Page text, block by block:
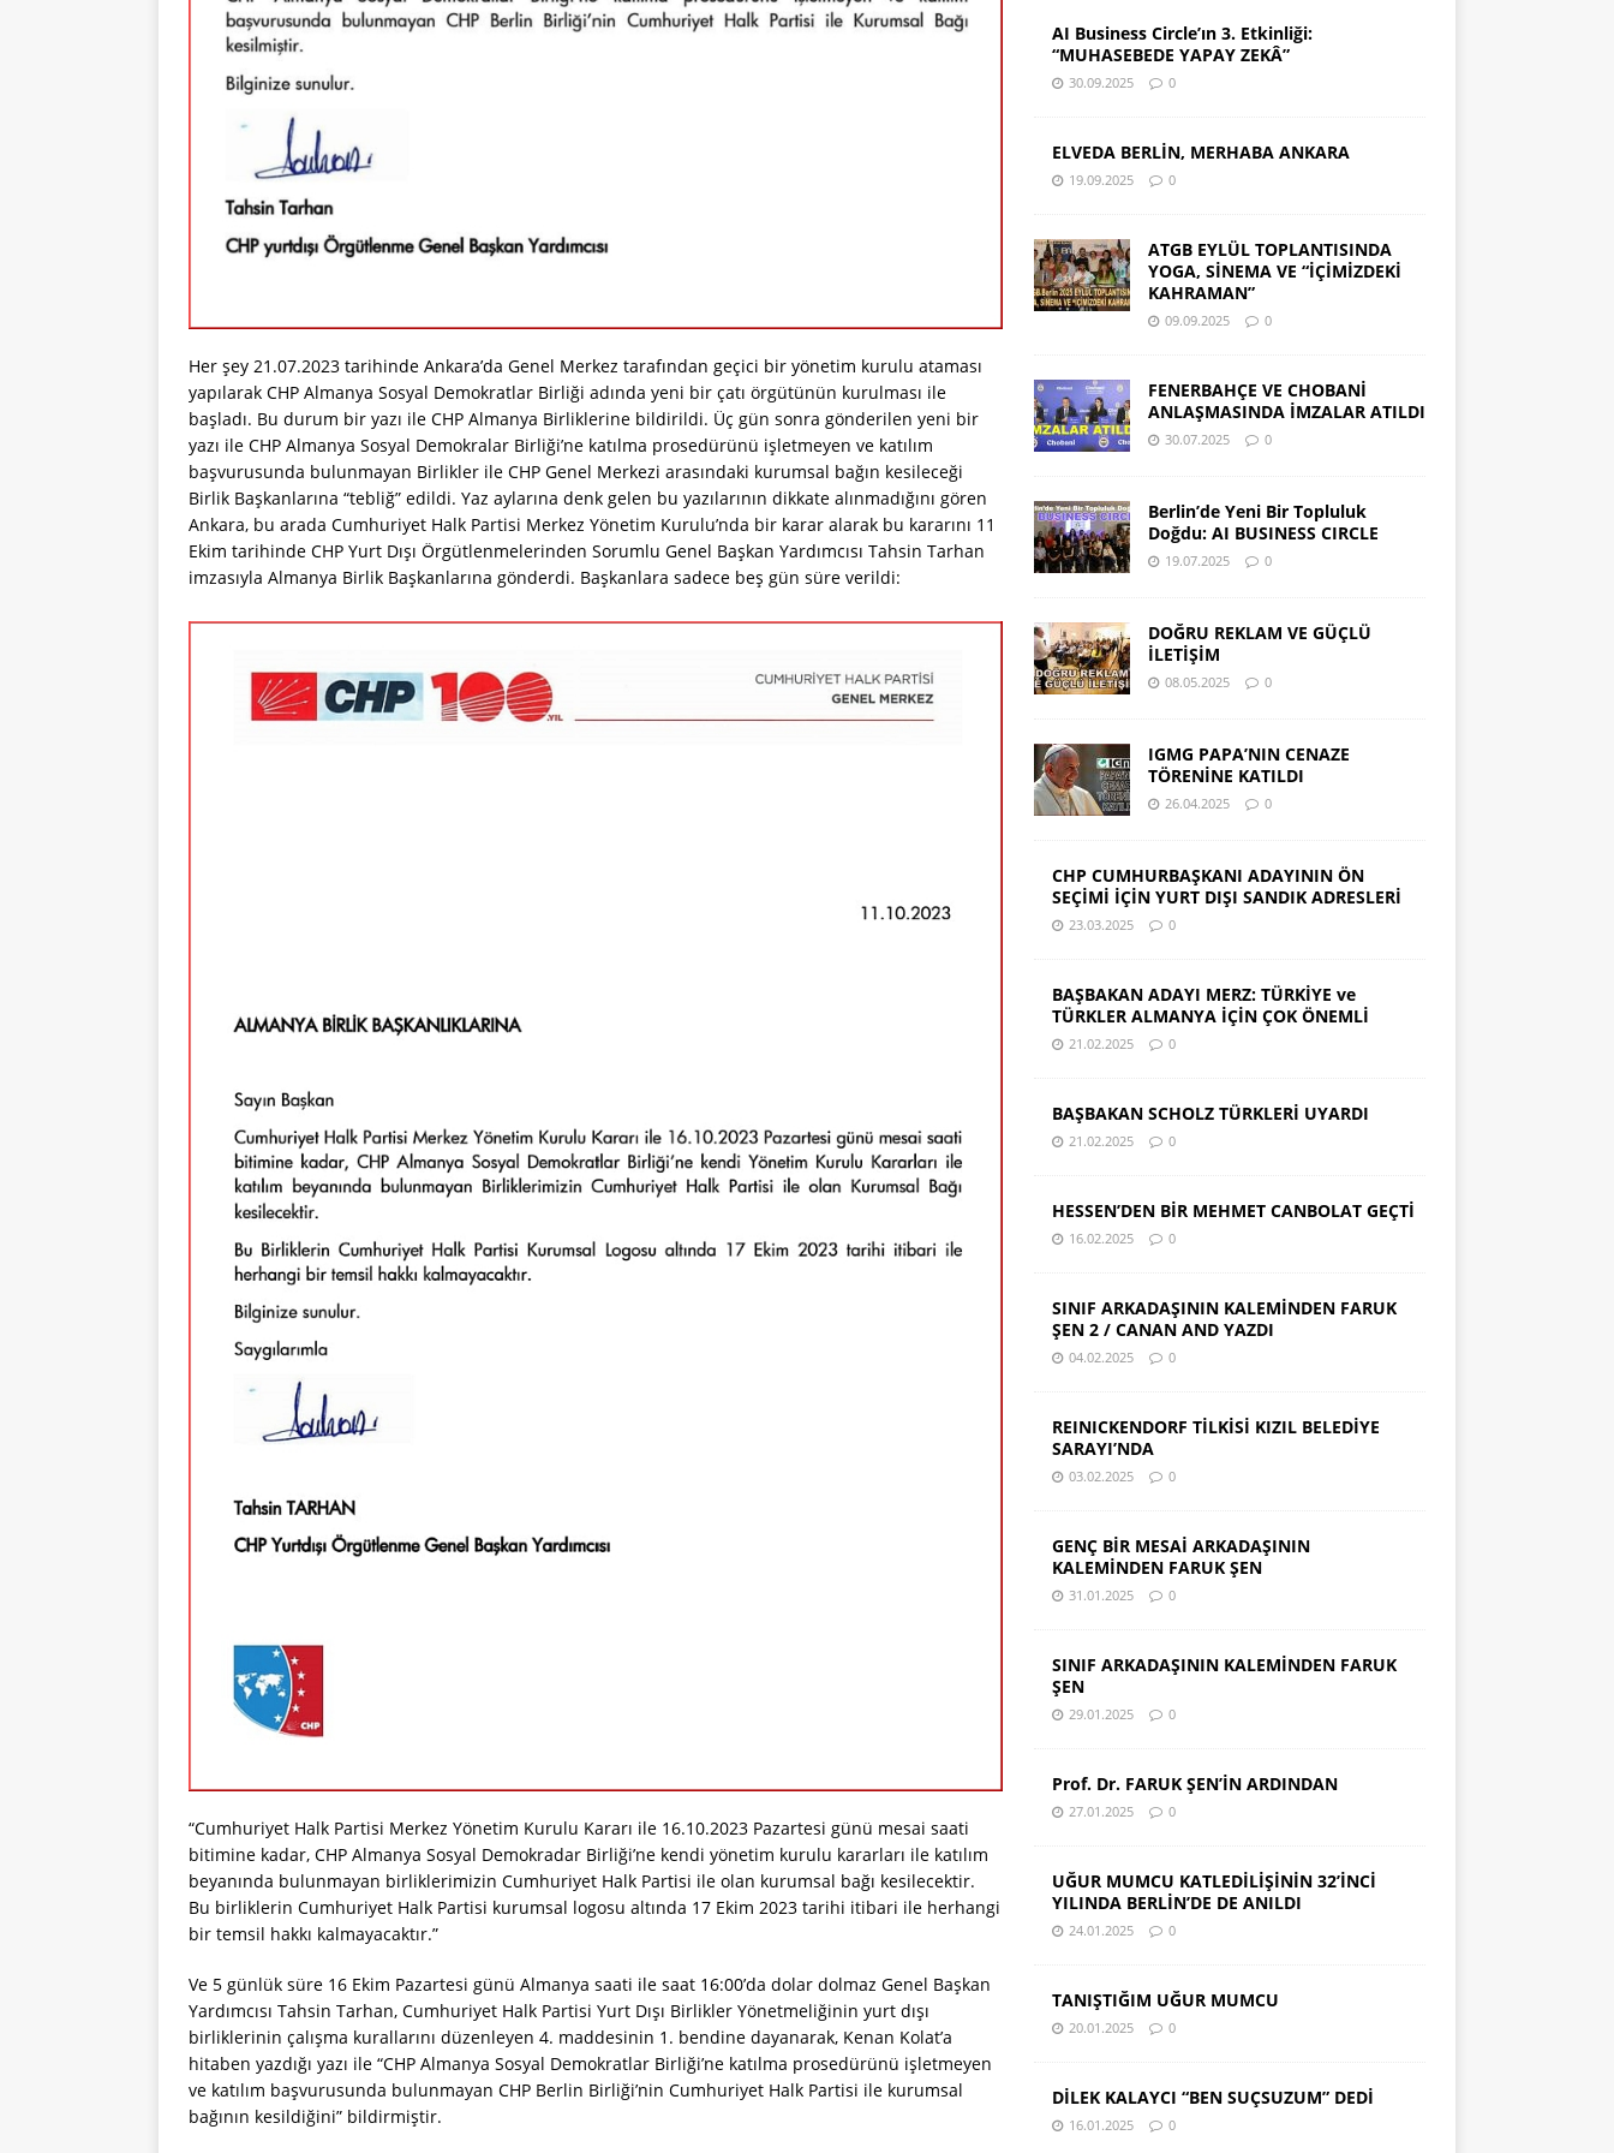
Her şey 21.07.2023 tarihinde Ankara’da Genel Merkez tarafından geçici bir yönetim kurulu ataması
yapılarak CHP Almanya Sosyal Demokratlar Birliği adında yeni bir çatı örgütünün kurulması ile
başladı. Bu durum bir yazı ile CHP Almanya Birliklerine bildirildi. Üç gün sonra gönderilen yeni bir
yazı ile CHP Almanya Sosyal Demokralar Birliği’ne katılma prosedürünü işletmeyen ve katılım
başvurusunda bulunmayan Birlikler ile CHP Genel Merkezi arasındaki kurumsal bağın kesileceği
Birlik Başkanlarına “tebliğ” edildi. Yaz aylarına denk gelen bu yazılarının dikkate alınmadığını gören
Ankara, bu arada Cumhuriyet Halk Partisi Merkez Yönetim Kurulu’nda bir karar alarak bu kararını 11
Ekim tarihinde CHP Yurt Dışı Örgütlenmelerinden Sorumlu Genel Başkan Yardımcısı Tahsin Tarhan
imzasıyla Almanya Birlik Başkanlarına gönderdi. Başkanlara sadece beş gün süre verildi:
“Cumhuriyet Halk Partisi Merkez Yönetim Kurulu Kararı ile 16.10.2023 Pazartesi günü mesai saati
bitimine kadar, CHP Almanya Sosyal Demokradar Birliği’ne kendi yönetim kurulu kararları ile katılım
beyanında bulunmayan birliklerimizin Cumhuriyet Halk Partisi ile olan kurumsal bağı kesilecektir.
Bu birliklerin Cumhuriyet Halk Partisi kurumsal logosu altında 17 Ekim 2023 tarihi itibari ile herhangi
bir temsil hakkı kalmayacaktır.”
Ve 5 günlük süre 16 Ekim Pazartesi günü Almanya saati ile saat 16:00’da dolar dolmaz Genel Başkan
Yardımcısı Tahsin Tarhan, Cumhuriyet Halk Partisi Yurt Dışı Birlikler Yönetmeliğinin yurt dışı
birliklerinin çalışma kurallarını düzenleyen 4. maddesinin 1. bendine dayanarak, Kenan Kolat’a
hitaben yazdığı yazı ile “CHP Almanya Sosyal Demokratlar Birliği’ne katılma prosedürünü işletmeyen
ve katılım başvurusunda bulunmayan CHP Berlin Birliği’nin Cumhuriyet Halk Partisi ile kurumsal
bağının kesildiğini” bildirmiştir.
AI Business Circle’ın 3. Etkinliği:
“MUHASEBEDE YAPAY ZEKÂ”
30.09.2025 0
ELVEDA BERLİN, MERHABA ANKARA
19.09.2025 0
ATGB EYLÜL TOPLANTISINDA
YOGA, SİNEMA VE “İÇİMİZDEKİ
KAHRAMAN”
09.09.2025 0
FENERBAHÇE VE CHOBANİ
ANLAŞMASINDA İMZALAR ATILDI
30.07.2025 0
Berlin’de Yeni Bir Topluluk
Doğdu: AI BUSINESS CIRCLE
19.07.2025 0
DOĞRU REKLAM VE GÜÇLÜ
İLETİŞİM
08.05.2025 0
IGMG PAPA’NIN CENAZE
TÖRENİNE KATILDI
26.04.2025 0
CHP CUMHURBAŞKANI ADAYININ ÖN
SEÇİMİ İÇİN YURT DIŞI SANDIK ADRESLERİ
23.03.2025 0
BAŞBAKAN ADAYI MERZ: TÜRKİYE ve
TÜRKLER ALMANYA İÇİN ÇOK ÖNEMLİ
21.02.2025 0
BAŞBAKAN SCHOLZ TÜRKLERİ UYARDI
21.02.2025 0
HESSEN’DEN BİR MEHMET CANBOLAT GEÇTİ
16.02.2025 0
SINIF ARKADAŞININ KALEMİNDEN FARUK
ŞEN 2 / CANAN AND YAZDI
04.02.2025 0
REINICKENDORF TİLKİSİ KIZIL BELEDİYE
SARAYI’NDA
03.02.2025 0
GENÇ BİR MESAİ ARKADAŞININ
KALEMİNDEN FARUK ŞEN
31.01.2025 0
SINIF ARKADAŞININ KALEMİNDEN FARUK
ŞEN
29.01.2025 0
Prof. Dr. FARUK ŞEN’İN ARDINDAN
27.01.2025 0
UĞUR MUMCU KATLEDİLİŞİNİN 32’İNCİ
YILINDA BERLİN’DE DE ANILDI
24.01.2025 0
TANIŞTIĞIM UĞUR MUMCU
20.01.2025 0
DİLEK KALAYCI “BEN SUÇSUZUM” DEDİ
16.01.2025 0